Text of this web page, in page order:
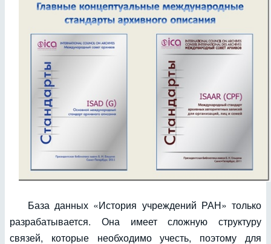
База данных «История учреждений РАН» только
разрабатывается. Она имеет сложную структуру
связей, которые необходимо учесть, поэтому для